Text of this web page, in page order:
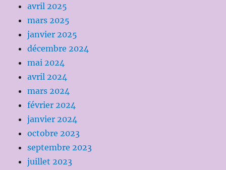
avril 2025
mars 2025
janvier 2025
décembre 2024
mai 2024
avril 2024
mars 2024
février 2024
janvier 2024
octobre 2023
septembre 2023
juillet 2023